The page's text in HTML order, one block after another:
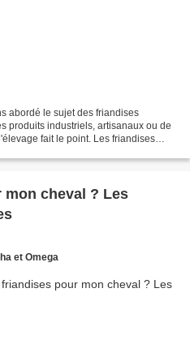
abordé le sujet des friandises
produits industriels, artisanaux ou de
fait le point. Les friandises
cheval ? Les
et Omega